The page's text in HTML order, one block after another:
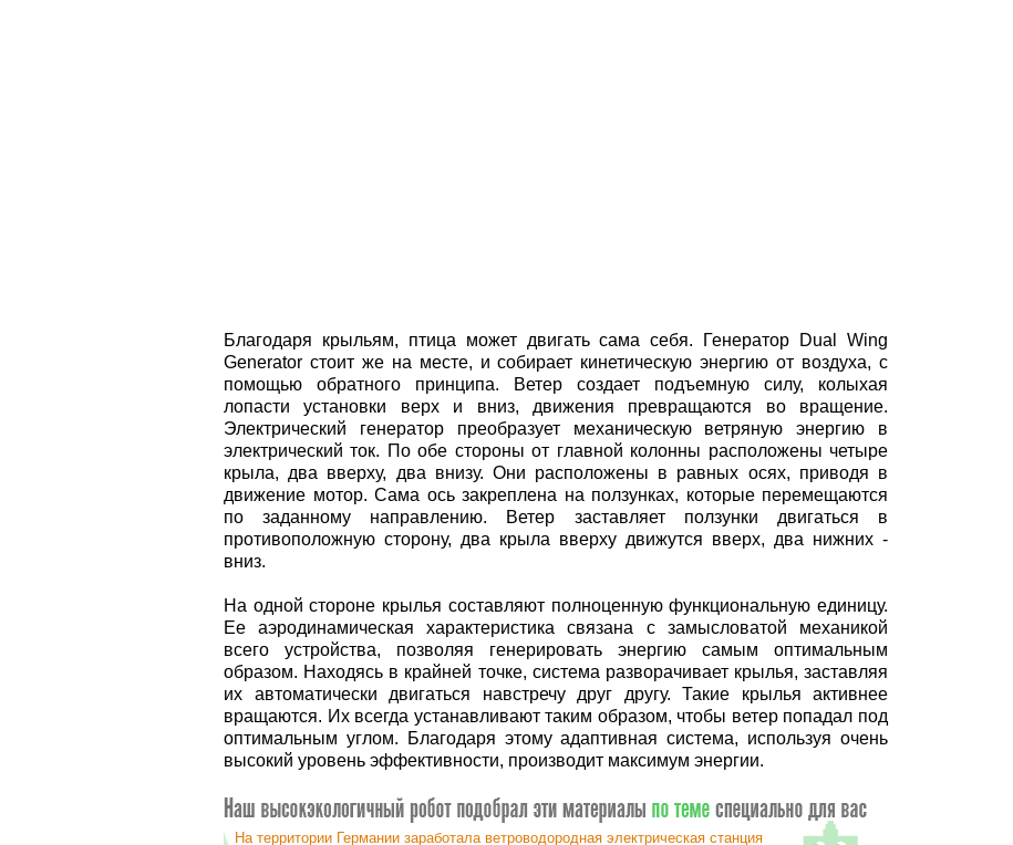
Благодаря крыльям, птица может двигать сама себя. Генератор Dual Wing
Generator стоит же на месте, и собирает кинетическую энергию от воздуха, с
помощью обратного принципа. Ветер создает подъемную силу, колыхая
лопасти установки верх и вниз, движения превращаются во вращение.
Электрический генератор преобразует механическую ветряную энергию в
электрический ток. По обе стороны от главной колонны расположены четыре
крыла, два вверху, два внизу. Они расположены в равных осях, приводя в
движение мотор. Сама ось закреплена на ползунках, которые перемещаются
по заданному направлению. Ветер заставляет ползунки двигаться в
противоположную сторону, два крыла вверху движутся вверх, два нижних -
вниз.
На одной стороне крылья составляют полноценную функциональную единицу.
Ее аэродинамическая характеристика связана с замысловатой механикой
всего устройства, позволяя генерировать энергию самым оптимальным
образом. Находясь в крайней точке, система разворачивает крылья, заставляя
их автоматически двигаться навстречу друг другу. Такие крылья активнее
вращаются. Их всегда устанавливают таким образом, чтобы ветер попадал под
оптимальным углом. Благодаря этому адаптивная система, используя очень
высокий уровень эффективности, производит максимум энергии.
На территории Германии заработала ветроводородная электрическая станция